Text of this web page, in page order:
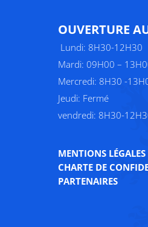
OUVERTURE
Lundi: 8H30-12H30
Mardi: 09H00 –
Mercredi: 8H30 -
Jeudi: Fermé
vendredi: 8H30-
MENTIONS
CHARTE DE
PARTENAIRES